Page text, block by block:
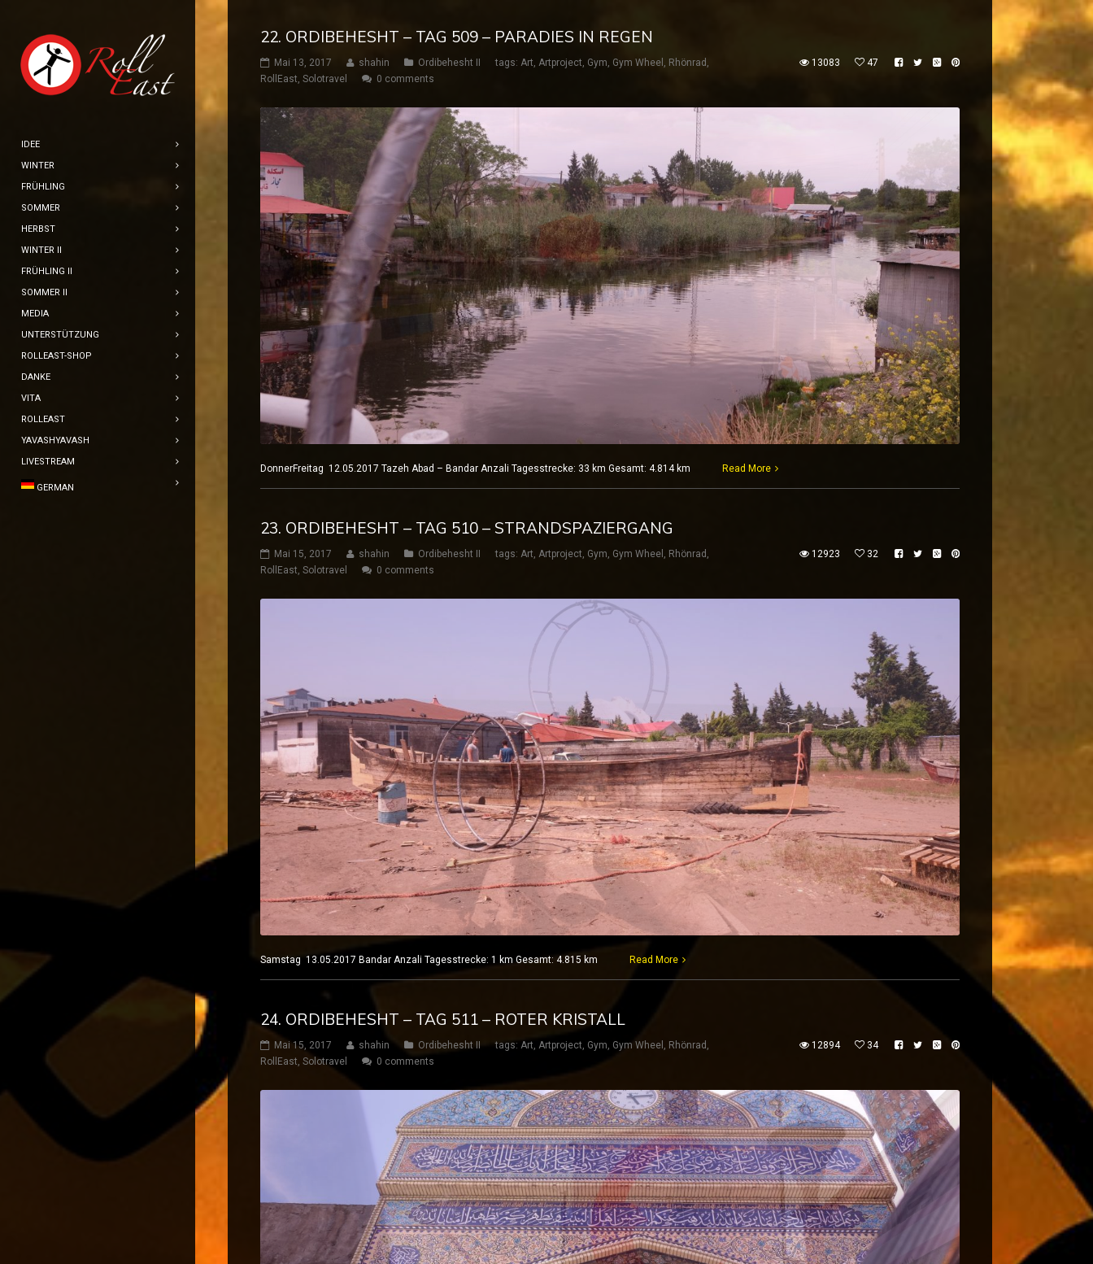
IDEE
WINTER
FRÜHLING
SOMMER
HERBST
WINTER II
FRÜHLING II
SOMMER II
MEDIA
UNTERSTÜTZUNG
ROLLEAST-SHOP
DANKE
VITA
ROLLEAST
YAVASHYAVASH
LIVESTREAM
GERMAN
22. ORDIBEHESHT – TAG 509 – PARADIES IN REGEN
Mai 13, 2017 shahin Ordibehesht II tags: Art, Artproject, Gym, Gym Wheel , Rhönrad ,
RollEast, Solotravel 0 comments
13083 47
DonnerFreitag 12.05.2017 Tazeh Abad – Bandar Anzali Tagesstrecke: 33 km Gesamt: 4.814 km Read More
23. ORDIBEHESHT – TAG 510 – STRANDSPAZIERGANG
Mai 15, 2017 shahin Ordibehesht II tags: Art, Artproject, Gym, Gym Wheel , Rhönrad ,
RollEast, Solotravel 0 comments
12923 32
Samstag 13.05.2017 Bandar Anzali Tagesstrecke: 1 km Gesamt: 4.815 km Read More
24. ORDIBEHESHT – TAG 511 – ROTER KRISTALL
Mai 15, 2017 shahin Ordibehesht II tags: Art Artproject Gym Gym Wheel Rhönrad
RollEast Solotravel 0 comments
12894 34